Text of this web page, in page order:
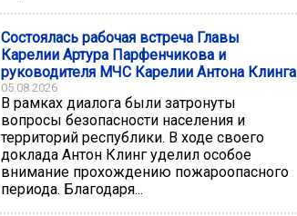
Состоялась рабочая встреча Главы
Карелии Артура Парфенчикова и
руководителя МЧС Карелии Антона Клинга
05.08.2026
В рамках диалога были затронуты
вопросы безопасности населения и
территорий республики. В ходе своего
доклада Антон Клинг уделил особое
внимание прохождению пожароопасного
периода. Благодаря...